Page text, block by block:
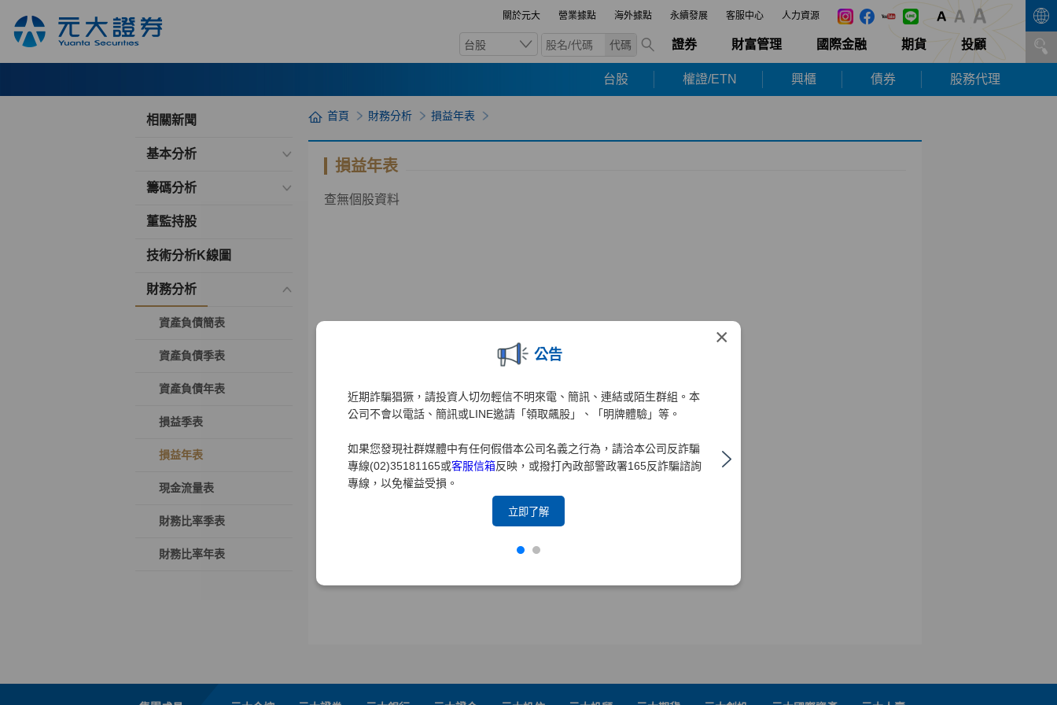
關於元大 營業據點 海外據點 永續發展 客服中心 人力資源
台股 代碼 證券 財富管理 國際金融 期貨 投顧
台股 權證/ETN 興櫃 債券 股務代理
×
公告
近期詐騙猖獗，請投資人切勿輕信不明來電、簡訊、連結或陌生群組。本
公司不會以電話、簡訊或LINE邀請「領取飆股」、「明牌體驗」等。
如果您發現社群媒體中有任何假借本公司名義之行為，請洽本公司反詐騙
專線(02)35181165或客服信箱反映，或撥打內政部警政署165反詐騙諮詢
專線，以免權益受損。
立即了解
相關新聞
基本分析
籌碼分析
董監持股
技術分析K線圖
財務分析
資產負債簡表
資產負債季表
資產負債年表
損益季表
損益年表
現金流量表
財務比率季表
財務比率年表
首頁 財務分析 損益年表
損益年表
查無個股資料